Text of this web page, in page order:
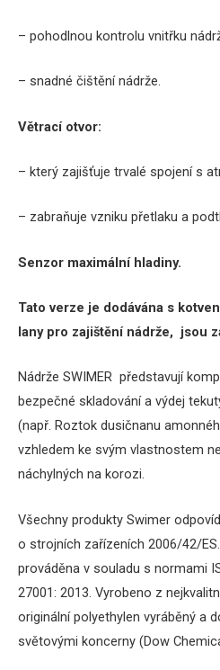
– pohodlnou kontrolu vnitřku
– snadné čištění nádrže.
Větrací otvor:
– který zajišťuje trvalé spojení s
– zabraňuje vzniku přetlaku a
Senzor maximální hladiny.
Tato verze je dodávána s
lany pro zajištění nádrže, jsou
Nádrže SWIMER představují
bezpečné skladování a výdej
(např. Roztok dusičnanu
vzhledem ke svým vlastnostem
náchylných na korozi.
Všechny produkty Swimer
o strojních zařízeních 2006/42/ES.
prováděna v souladu s normami
27001: 2013. Vyrobeno z
originální polyethylen vyráběný a
světovými koncerny (Dow